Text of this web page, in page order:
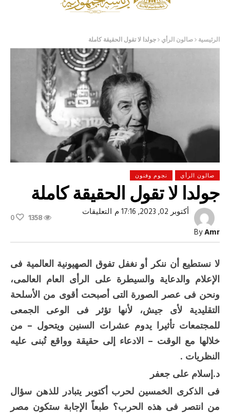
الرئيسية صالون الرأي جولدا لا تقول الحقيقة كاملة
صالون الرأي نجوم وفنون
جولدا لا تقول الحقيقة كاملة
ByAmr
أكتوبر 02, 2023, 17:16 م التعليقاتعلى
الحقيقة
مغلقة
1358
0
لا نستطيع أن ننكر أو نغفل تفوق الصهيونية العالمية فى
الإعلام والدعاية والسيطرة على الرأى العام العالمى،
ونحن فى عصر الصورة التى أصبحت أقوى من الأسلحة
التقليدية لأى جيش، لأنها تؤثر فى الوعى الجمعى
للمجتمعات تأثيرا يدوم عشرات السنين ويتحول – من
خلالها مع الوقت – الادعاء إلى حقيقة وواقع تُبنى عليه
النظريات .
د.إسلام على جعفر
فى الذكرى الخمسين لحرب أكتوبر يتبادر للذهن سؤال
من انتصر فى هذه الحرب؟ طبعاً الإجابة ستكون مصر